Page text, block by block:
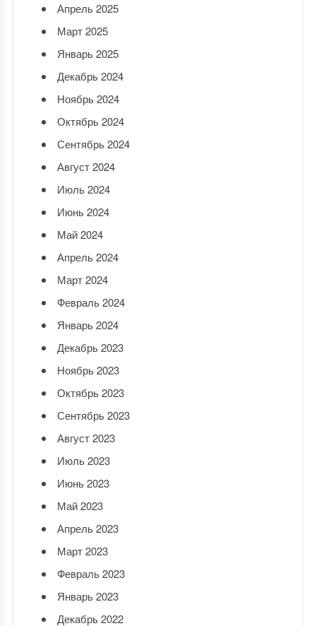
Апрель 2025
Март 2025
Январь 2025
Декабрь 2024
Ноябрь 2024
Октябрь 2024
Сентябрь 2024
Август 2024
Июль 2024
Июнь 2024
Май 2024
Апрель 2024
Март 2024
Февраль 2024
Январь 2024
Декабрь 2023
Ноябрь 2023
Октябрь 2023
Сентябрь 2023
Август 2023
Июль 2023
Июнь 2023
Май 2023
Апрель 2023
Март 2023
Февраль 2023
Январь 2023
Декабрь 2022